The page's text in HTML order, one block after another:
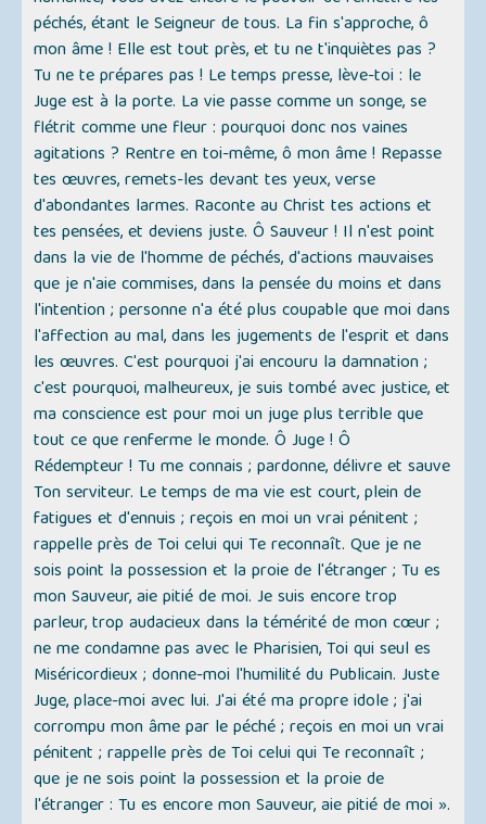
péchés, étant le Seigneur de tous. La fin s'approche, ô
mon âme ! Elle est tout près, et tu ne t'inquiètes pas ?
Tu ne te prépares pas ! Le temps presse, lève-toi : le
Juge est à la porte. La vie passe comme un songe, se
flétrit comme une fleur : pourquoi donc nos vaines
agitations ? Rentre en toi-même, ô mon âme ! Repasse
tes œuvres, remets-les devant tes yeux, verse
d'abondantes larmes. Raconte au Christ tes actions et
tes pensées, et deviens juste. Ô Sauveur ! Il n'est point
dans la vie de l'homme de péchés, d'actions mauvaises
que je n'aie commises, dans la pensée du moins et dans
l'intention ; personne n'a été plus coupable que moi dans
l'affection au mal, dans les jugements de l'esprit et dans
les œuvres. C'est pourquoi j'ai encouru la damnation ;
c'est pourquoi, malheureux, je suis tombé avec justice, et
ma conscience est pour moi un juge plus terrible que
tout ce que renferme le monde. Ô Juge ! Ô
Rédempteur ! Tu me connais ; pardonne, délivre et sauve
Ton serviteur. Le temps de ma vie est court, plein de
fatigues et d'ennuis ; reçois en moi un vrai pénitent ;
rappelle près de Toi celui qui Te reconnaît. Que je ne
sois point la possession et la proie de l'étranger ; Tu es
mon Sauveur, aie pitié de moi. Je suis encore trop
parleur, trop audacieux dans la témérité de mon cœur ;
ne me condamne pas avec le Pharisien, Toi qui seul es
Miséricordieux ; donne-moi l'humilité du Publicain. Juste
Juge, place-moi avec lui. J'ai été ma propre idole ; j'ai
corrompu mon âme par le péché ; reçois en moi un vrai
pénitent ; rappelle près de Toi celui qui Te reconnaît ;
que je ne sois point la possession et la proie de
l'étranger : Tu es encore mon Sauveur, aie pitié de moi ».